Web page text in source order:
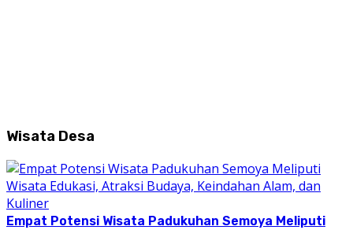
Wisata Desa
Empat Potensi Wisata Padukuhan Semoya Meliputi